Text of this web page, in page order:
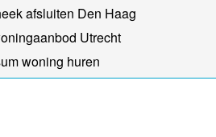
afsluiten Den Haag
Utrecht
woning huren